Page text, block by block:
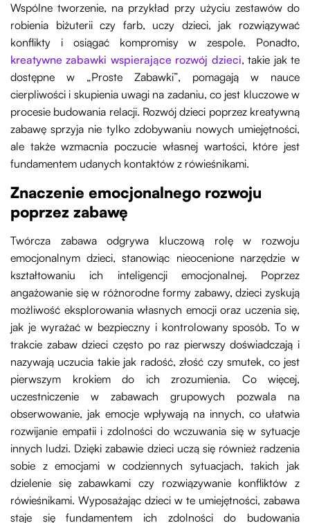
Wspólne tworzenie, na przykład przy użyciu zestawów do
robienia biżuterii czy farb, uczy dzieci, jak rozwiązywać
konflikty i osiągać kompromisy w zespole. Ponadto,
kreatywne zabawki wspierające rozwój dzieci, takie jak te
dostępne w „Proste Zabawki”, pomagają w nauce
cierpliwości i skupienia uwagi na zadaniu, co jest kluczowe w
procesie budowania relacji. Rozwój dzieci poprzez kreatywną
zabawę sprzyja nie tylko zdobywaniu nowych umiejętności,
ale także wzmacnia poczucie własnej wartości, które jest
fundamentem udanych kontaktów z rówieśnikami.
Znaczenie emocjonalnego rozwoju
poprzez zabawę
Twórcza zabawa odgrywa kluczową rolę w rozwoju
emocjonalnym dzieci, stanowiąc nieocenione narzędzie w
kształtowaniu ich inteligencji emocjonalnej. Poprzez
angażowanie się w różnorodne formy zabawy, dzieci zyskują
możliwość eksplorowania własnych emocji oraz uczenia się,
jak je wyrażać w bezpieczny i kontrolowany sposób. To w
trakcie zabaw dzieci często po raz pierwszy doświadczają i
nazywają uczucia takie jak radość, złość czy smutek, co jest
pierwszym krokiem do ich zrozumienia. Co więcej,
uczestniczenie w zabawach grupowych pozwala na
obserwowanie, jak emocje wpływają na innych, co ułatwia
rozwijanie empatii i zdolności do wczuwania się w sytuacje
innych ludzi. Dzięki zabawie dzieci uczą się również radzenia
sobie z emocjami w codziennych sytuacjach, takich jak
dzielenie się zabawkami czy rozwiązywanie konfliktów z
rówieśnikami. Wyposażając dzieci w te umiejętności, zabawa
staje się fundamentem ich zdolności do budowania